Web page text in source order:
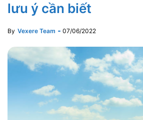
lưu ý cần biết
By Vexere Team 07/06/2022